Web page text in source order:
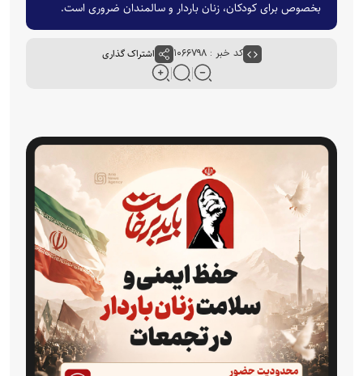
بخصوص برای کودکان، زنان باردار و سالمندان ضروری است.
کد خبر : ۱۰۶۶۷۹۸ اشتراک گذاری